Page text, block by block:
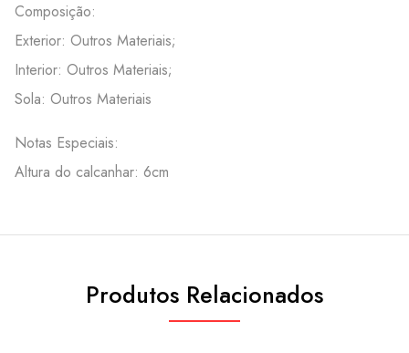
Composição:
Exterior: Outros Materiais;
Interior: Outros Materiais;
Sola: Outros Materiais
Notas Especiais:
Altura do calcanhar: 6cm
Produtos Relacionados